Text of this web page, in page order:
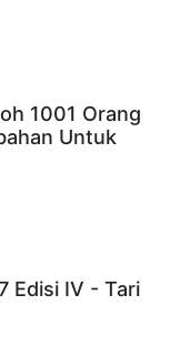
1001 Orang
Untuk
Edisi IV - Tari